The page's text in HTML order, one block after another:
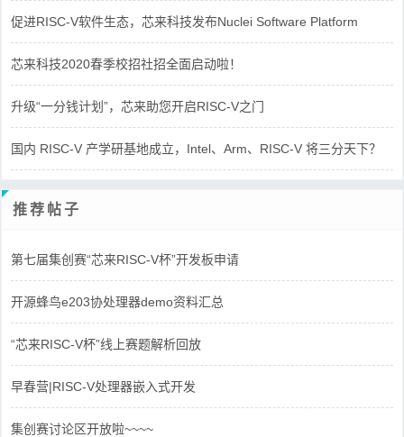
促进RISC-V软件生态，芯来科技发布Nuclei Software Platform
芯来科技2020春季校招社招全面启动啦！
升级“一分钱计划”，芯来助您开启RISC-V之门
国内 RISC-V 产学研基地成立，Intel、Arm、RISC-V 将三分天下？
推荐帖子
第七届集创赛“芯来RISC-V杯”开发板申请
开源蜂鸟e203协处理器demo资料汇总
“芯来RISC-V杯”线上赛题解析回放
早春营|RISC-V处理器嵌入式开发
集创赛讨论区开放啦~~~~